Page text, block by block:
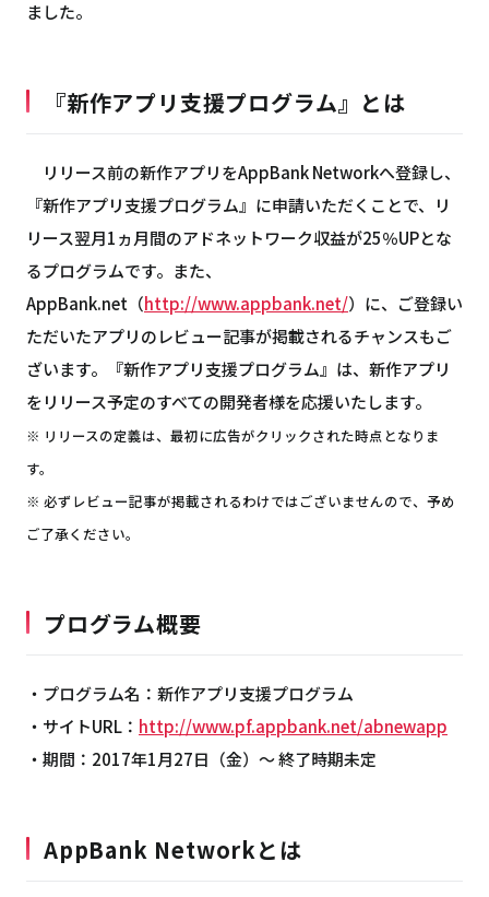
ました。
『新作アプリ支援プログラム』とは
リリース前の新作アプリをAppBank Networkへ登録し、
『新作アプリ支援プログラム』に申請いただくことで、リ
リース翌月1ヵ月間のアドネットワーク収益が25％UPとな
るプログラムです。また、
AppBank.net（http://www.appbank.net/）に、ご登録い
ただいたアプリのレビュー記事が掲載されるチャンスもご
ざいます。『新作アプリ支援プログラム』は、新作アプリ
をリリース予定のすべての開発者様を応援いたします。
※ リリースの定義は、最初に広告がクリックされた時点となりま
す。
※ 必ずレビュー記事が掲載されるわけではございませんので、予め
ご了承ください。
プログラム概要
・プログラム名：新作アプリ支援プログラム
・サイトURL： http://www.pf.appbank.net/abnewapp
・期間：2017年1月27日（金）～ 終了時期未定
AppBank Networkとは